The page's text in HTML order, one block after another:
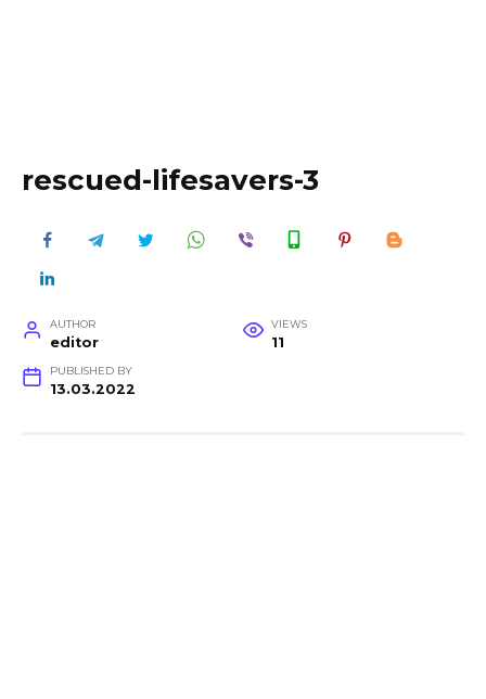
rescued-lifesavers-3
AUTHOR
editor
VIEWS
11
PUBLISHED BY
13.03.2022